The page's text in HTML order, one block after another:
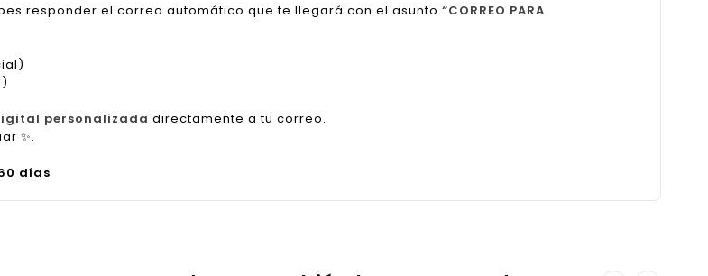
responder el correo automático que te llegará con el asunto “CORREO PARA
personalizada directamente a tu correo.
✨.
días